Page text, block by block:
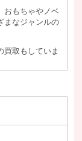
おもちゃやノベ
まなジャンルの
取もしていま